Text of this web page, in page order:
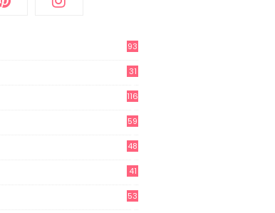
93
31
116
59
48
41
53